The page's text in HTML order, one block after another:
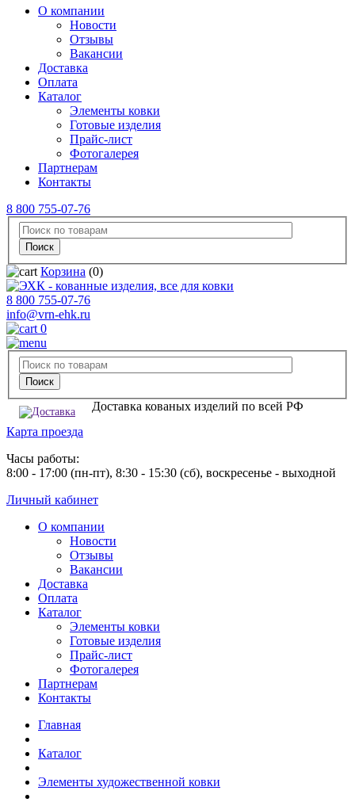
О компании
Новости
Отзывы
Вакансии
Доставка
Оплата
Каталог
Элементы ковки
Готовые изделия
Прайс-лист
Фотогалерея
Партнерам
Контакты
8 800 755-07-76
Корзина (0)
8 800 755-07-76
info@vrn-ehk.ru
0
Доставка кованых изделий по всей РФ
Карта проезда
Часы работы:
8:00 - 17:00 (пн-пт), 8:30 - 15:30 (сб), воскресенье - выходной
Личный кабинет
О компании
Новости
Отзывы
Вакансии
Доставка
Оплата
Каталог
Элементы ковки
Готовые изделия
Прайс-лист
Фотогалерея
Партнерам
Контакты
Главная
Каталог
Элементы художественной ковки